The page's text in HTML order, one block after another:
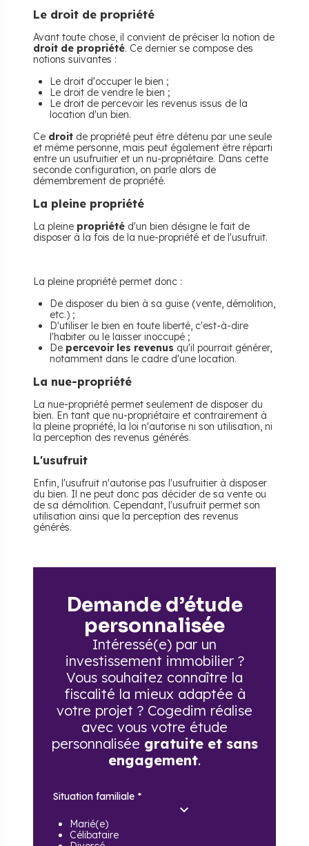
Le droit de propriété
Avant toute chose, il convient de préciser la notion de
droit de propriété. Ce dernier se compose des
notions suivantes :
Le droit d'occuper le bien ;
Le droit de vendre le bien ;
Le droit de percevoir les revenus issus de la
location d'un bien.
Ce droit de propriété peut être détenu par une seule
et même personne, mais peut également être réparti
entre un usufruitier et un nu-propriétaire. Dans cette
seconde configuration, on parle alors de
démembrement de propriété.
La pleine propriété
La pleine propriété d'un bien désigne le fait de
disposer à la fois de la nue-propriété et de l'usufruit.
La pleine propriété permet donc :
De disposer du bien à sa guise (vente, démolition,
etc.) ;
D'utiliser le bien en toute liberté, c'est-à-dire
l'habiter ou le laisser inoccupé ;
De percevoir les revenus qu'il pourrait générer,
notamment dans le cadre d'une location.
La nue-propriété
La nue-propriété permet seulement de disposer du
bien. En tant que nu-propriétaire et contrairement à
la pleine propriété, la loi n'autorise ni son utilisation, ni
la perception des revenus générés.
L'usufruit
Enfin, l'usufruit n'autorise pas l'usufruitier à disposer
du bien. Il ne peut donc pas décider de sa vente ou
de sa démolition. Cependant, l'usufruit permet son
utilisation ainsi que la perception des revenus
générés.
Demande d’étude
personnalisée
Intéressé(e) par un
investissement immobilier ?
Vous souhaitez connaître la
fiscalité la mieux adaptée à
votre projet ? Cogedim réalise
avec vous votre étude
personnalisée gratuite et sans
engagement.
Situation familiale *
Marié(e)
Célibataire